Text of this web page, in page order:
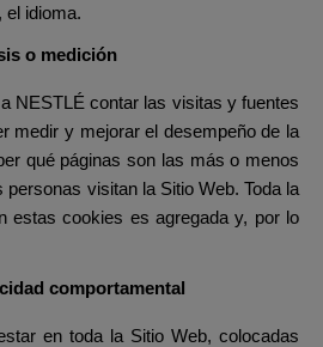
el idioma.
o medición
NESTLÉ contar las visitas y fuentes
medir y mejorar el desempeño de la
qué páginas son las más o menos
visitan la Sitio Web. Toda la
estas cookies es agregada y, por lo
comportamental
en toda la Sitio Web, colocadas